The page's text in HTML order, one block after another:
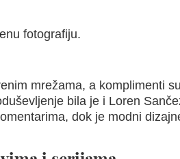
fotografiju.
mrežama, a komplimenti su
bila je i Loren
dok je modni